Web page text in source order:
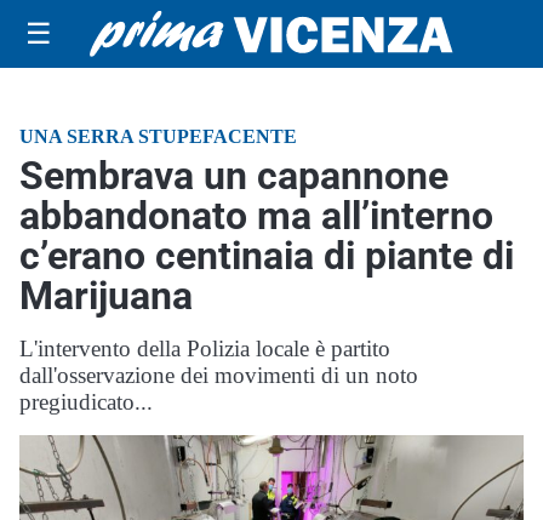
☰
UNA SERRA STUPEFACENTE
Sembrava un capannone
abbandonato ma all’interno
c’erano centinaia di piante di
Marijuana
L'intervento della Polizia locale è partito
dall'osservazione dei movimenti di un noto
pregiudicato...